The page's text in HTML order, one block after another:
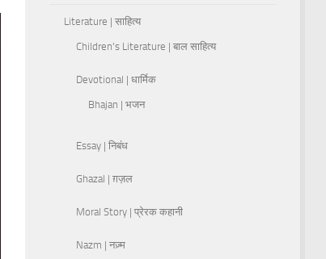
Literature | साहित्य
Children's Literature | बाल साहित्य
Devotional | धार्मिक
Bhajan | भजन
Essay | निबंध
Ghazal | ग़ज़ल
Moral Story | प्रेरक कहानी
Nazm | नज़्म